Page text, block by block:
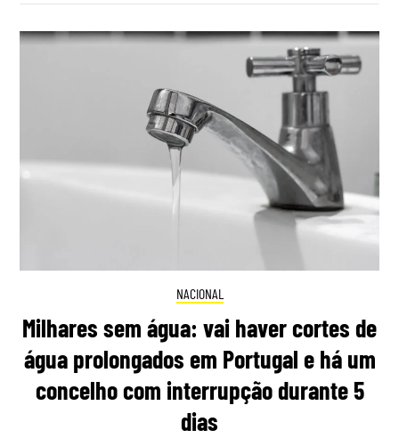
NACIONAL
Milhares sem água: vai haver cortes de
água prolongados em Portugal e há um
concelho com interrupção durante 5
dias